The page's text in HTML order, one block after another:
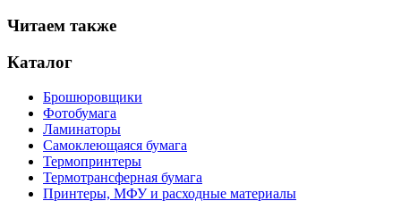
Читаем также
Каталог
Брошюровщики
Фотобумага
Ламинаторы
Самоклеющаяся бумага
Термопринтеры
Термотрансферная бумага
Принтеры, МФУ и расходные материалы